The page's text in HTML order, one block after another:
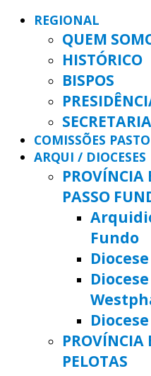
REGIONAL
QUEM
HISTÓRICO
BISPOS
COMISSÕES
ARQUI / DIOCESES
PROVÍNCIA
PASSO
Fundo
PROVÍNCIA
PELOTAS